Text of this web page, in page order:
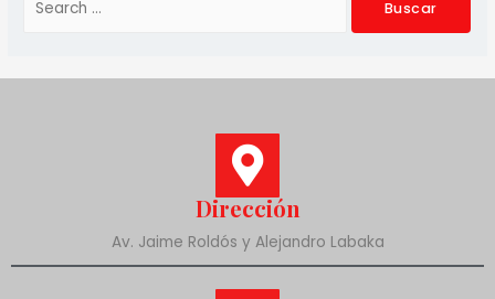
Dirección
Av. Jaime Roldós y Alejandro Labaka